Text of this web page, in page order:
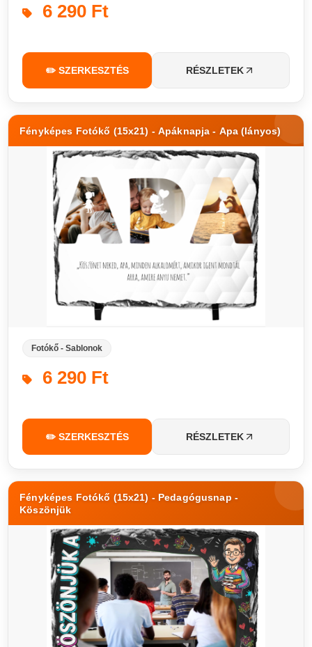
6 290 Ft
✏️ SZERKESZTÉS RÉSZLETEK
Fényképes Fotókő (15x21) - Apáknapja - Apa (lányos)
Fotókő - Sablonok
6 290 Ft
✏️ SZERKESZTÉS RÉSZLETEK
Fényképes Fotókő (15x21) - Pedagógusnap -
Köszönjük